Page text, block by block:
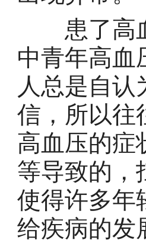
患了高血
中青年高血
人总是自
信，所以往
高血压的症
等导致的，
使得许多年
给疾病的发